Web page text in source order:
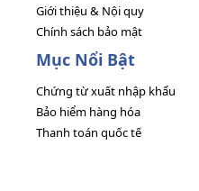
Giới thiệu & Nội quy
Chính sách bảo mật
Mục Nổi Bật
Chứng từ xuất nhập khẩu
Bảo hiểm hàng hóa
Thanh toán quốc tế